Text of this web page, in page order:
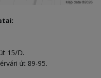
15/D.
út 89-95.